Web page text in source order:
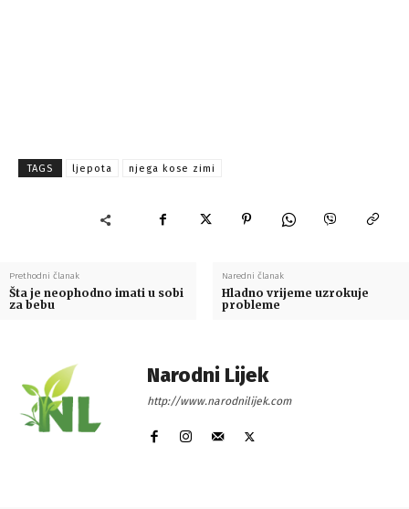
TAGS ljepota njega kose zimi
Prethodni članak
Šta je neophodno imati u sobi
za bebu
Naredni članak
Hladno vrijeme uzrokuje
probleme
Narodni Lijek
http://www.narodnilijek.com